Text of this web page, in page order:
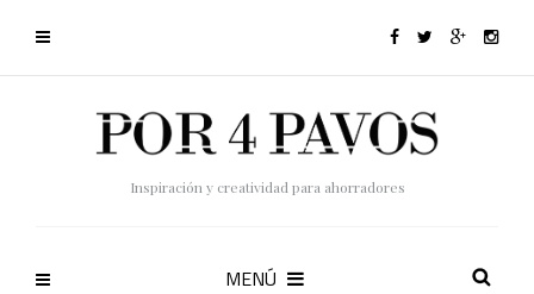
Inspiración y creatividad para ahorradores
MENÚ